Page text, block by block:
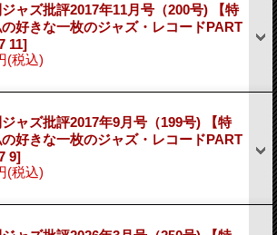
ャズ批評2017年11月号（200号) 【特
好きな一枚のジャズ・レコードPART
11]
(税込)
ャズ批評2017年9月号（199号) 【特
好きな一枚のジャズ・レコードPART
9]
(税込)